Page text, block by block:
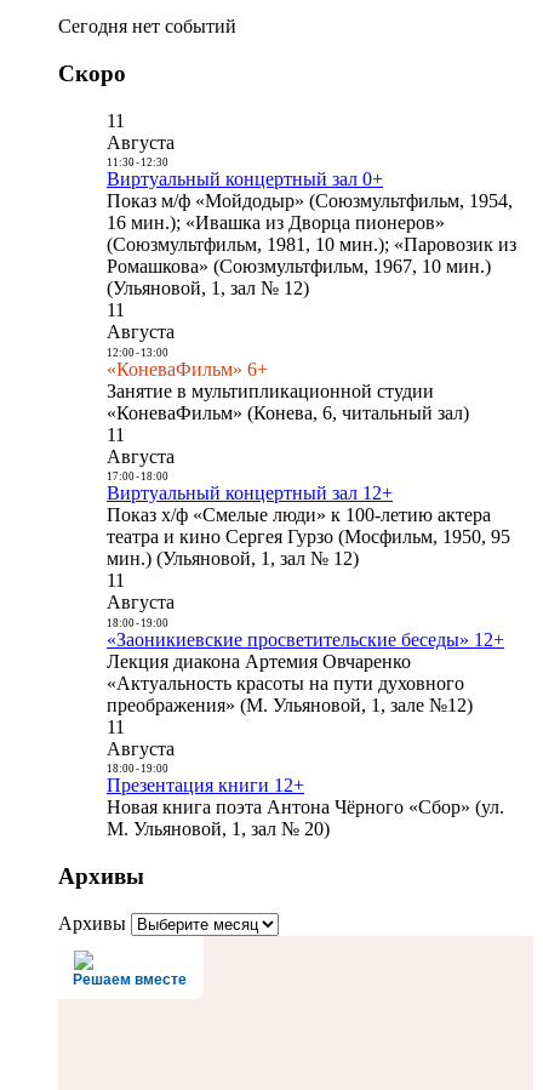
Сегодня нет событий
Скоро
11
Августа
11:30- 12:30
Виртуальный концертный зал 0+
Показ м/ф «Мойдодыр» (Союзмультфильм, 1954,
16 мин.); «Ивашка из Дворца пионеров»
(Союзмультфильм, 1981, 10 мин.); «Паровозик из
Ромашкова» (Союзмультфильм, 1967, 10 мин.)
(Ульяновой, 1, зал № 12)
11
Августа
12:00- 13:00
«КоневаФильм» 6+
Занятие в мультипликационной студии
«КоневаФильм» (Конева, 6, читальный зал)
11
Августа
17:00- 18:00
Виртуальный концертный зал 12+
Показ х/ф «Смелые люди» к 100-летию актера
театра и кино Сергея Гурзо (Мосфильм, 1950, 95
мин.) (Ульяновой, 1, зал № 12)
11
Августа
18:00- 19:00
«Заоникиевские просветительские беседы» 12+
Лекция диакона Артемия Овчаренко
«Актуальность красоты на пути духовного
преображения» (М. Ульяновой, 1, зале №12)
11
Августа
18:00- 19:00
Презентация книги 12+
Новая книга поэта Антона Чёрного «Сбор» (ул.
М. Ульяновой, 1, зал № 20)
Архивы
Архивы
Решаем вместе